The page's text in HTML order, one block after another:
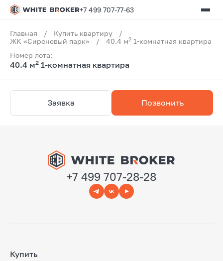
+7 499 707-77-63
Главная / Купить квартиру
/
ЖК «Сиреневый парк»
/ 40.4 м2 1-комнатная квартира
Номер лота:
40.4 м2 1-комнатная квартира
Заявка Позвонить
+7 499 707-28-28
Купить